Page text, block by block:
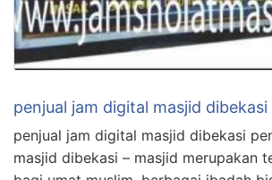
penjual jam digital masjid dibekasi
penjual jam digital masjid dibekasi
masjid dibekasi – masjid merupakan